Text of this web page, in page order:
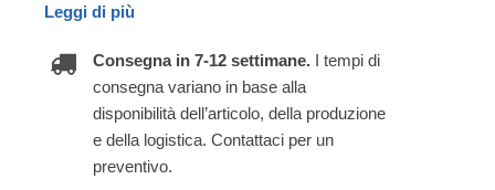
Leggi di più
Consegna in 7-12 settimane. I tempi di
consegna variano in base alla
disponibilità dell’articolo, della produzione
e della logistica. Contattaci per un
preventivo.